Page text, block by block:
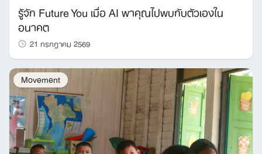
รู้จัก Future You เมื่อ AI พาคุณไปพบกับตัวเองใน
อนาคต
21 กรกฎาคม 2569
Movement